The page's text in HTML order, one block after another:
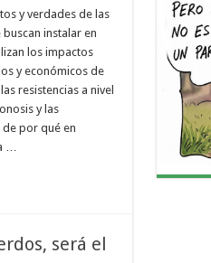
y verdades de las
instalar en
los impactos
y económicos de
resistencias a nivel
y las
de por qué en
…
será el